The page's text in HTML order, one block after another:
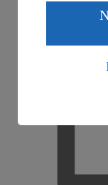
Wenn du auf
des Art. 49
Daten in den
die USA als
Standards
Es besteht
Informationen